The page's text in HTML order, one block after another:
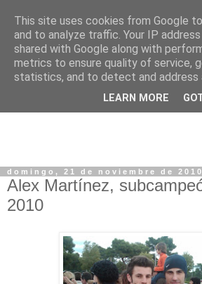
domingo, 21 de noviembre de 2010
Alex Martínez,
2010
This site uses cookies from Google
and to analyze traffic. Your IP
shared with Google along with
metrics to ensure quality of service,
statistics, and to detect and address
LEARN MORE